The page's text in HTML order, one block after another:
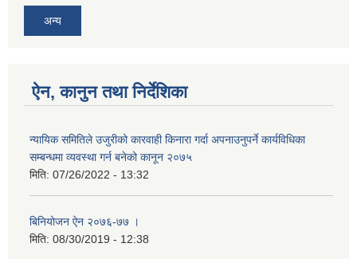
अन्य
ऐन, कानुन तथा निर्देशिका
न्यायिक समितिले उजुरीको कारवाही किनारा गर्दा अपनाउनुपर्ने कार्यविधिका
सम्बन्धमा व्यवस्था गर्न बनेको कानून २०७५
मिति: 07/26/2022 - 13:32
बिनियोजन ऐन २०७६-७७ ।
मिति: 08/30/2019 - 12:38